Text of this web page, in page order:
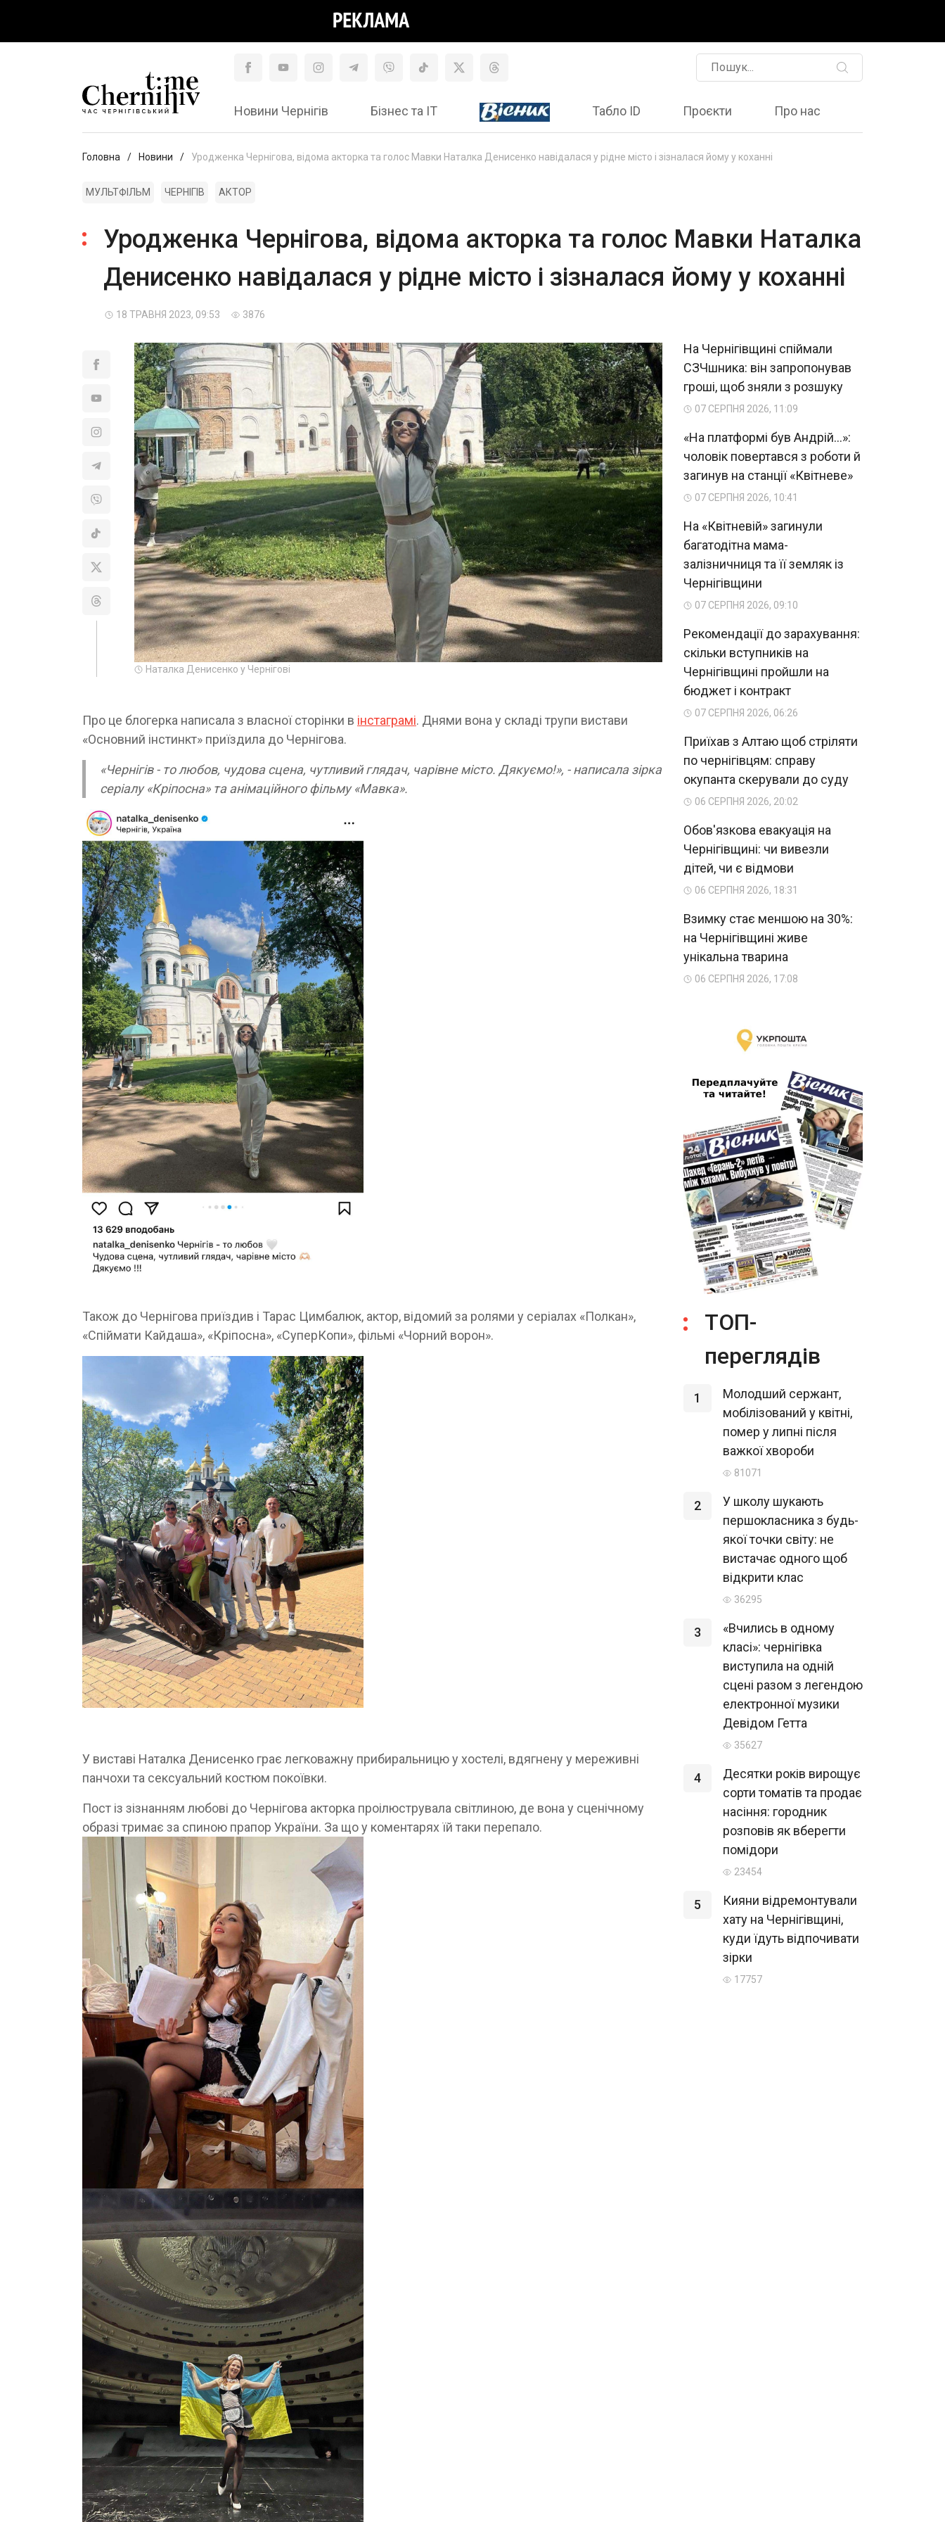
Новини Чернігів Бізнес та ІТ Табло ID Проєкти Про нас
Головна Новини Уродженка Чернігова, відома акторка та голос Мавки Наталка Денисенко навідалася у рідне місто і зізналася йому у коханні
МУЛЬТФІЛЬМ ЧЕРНІГІВ АКТОР
Уродженка Чернігова, відома акторка та голос Мавки Наталка
Денисенко навідалася у рідне місто і зізналася йому у коханні
18 ТРАВНЯ 2023, 09:53 3876
Наталка Денисенко у Чернігові
Про це блогерка написала з власної сторінки в інстаграмі. Днями вона у складі трупи вистави
«Основний інстинкт» приїздила до Чернігова.
«Чернігів - то любов, чудова сцена, чутливий глядач, чарівне місто. Дякуємо!», - написала зірка
серіалу «Кріпосна» та анімаційного фільму «Мавка».
Також до Чернігова приїздив і Тарас Цимбалюк, актор, відомий за ролями у серіалах «Полкан»,
«Спіймати Кайдаша», «Кріпосна», «СуперКопи», фільмі «Чорний ворон».
У виставі Наталка Денисенко грає легковажну прибиральницю у хостелі, вдягнену у мереживні
панчохи та сексуальний костюм покоївки.
Пост із зізнанням любові до Чернігова акторка проілюструвала світлиною, де вона у сценічному
образі тримає за спиною прапор України. За що у коментарях їй таки перепало.
На Чернігівщині спіймали
СЗЧшника: він запропонував
гроші, щоб зняли з розшуку
07 СЕРПНЯ 2026, 11:09
«На платформі був Андрій...»:
чоловік повертався з роботи й
загинув на станції «Квітневе»
07 СЕРПНЯ 2026, 10:41
На «Квітневій» загинули
багатодітна мама-
залізничниця та її земляк із
Чернігівщини
07 СЕРПНЯ 2026, 09:10
Рекомендації до зарахування:
скільки вступників на
Чернігівщині пройшли на
бюджет і контракт
07 СЕРПНЯ 2026, 06:26
Приїхав з Алтаю щоб стріляти
по чернігівцям: справу
окупанта скерували до суду
06 СЕРПНЯ 2026, 20:02
Обов'язкова евакуація на
Чернігівщині: чи вивезли
дітей, чи є відмови
06 СЕРПНЯ 2026, 18:31
Взимку стає меншою на 30%:
на Чернігівщині живе
унікальна тварина
06 СЕРПНЯ 2026, 17:08
ТОП-
переглядів
1
Молодший сержант,
мобілізований у квітні,
помер у липні після
важкої хвороби
81071
2
У школу шукають
першокласника з будь-
якої точки світу: не
вистачає одного щоб
відкрити клас
36295
3
«Вчились в одному
класі»: чернігівка
виступила на одній
сцені разом з легендою
електронної музики
Девідом Гетта
35627
4
Десятки років вирощує
сорти томатів та продає
насіння: городник
розповів як вберегти
помідори
23454
5
Кияни відремонтували
хату на Чернігівщині,
куди їдуть відпочивати
зірки
17757